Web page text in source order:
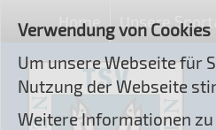
Home Unsere
Verwendung von Cookies
Um unsere Webseite für
Nutzung der Webseite
Weitere Informationen